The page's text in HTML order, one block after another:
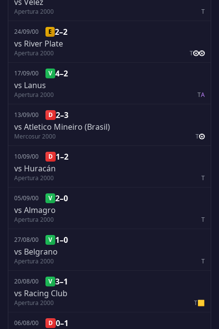
Apertura 2000 T
24/09/00 E 2–2
vs River Plate
Apertura 2000 T
17/09/00 V 4–2
vs Lanus
Apertura 2000 TA
13/09/00 D 2–3
vs Atletico Mineiro (Brasil)
Mercosur 2000 T
10/09/00 D 1–2
vs Huracán
Apertura 2000 T
05/09/00 V 2–0
vs Almagro
Apertura 2000 T
27/08/00 V 1–0
vs Belgrano
Apertura 2000 T
20/08/00 V 3–1
vs Racing Club
Apertura 2000 T🟨
06/08/00 D 0–1